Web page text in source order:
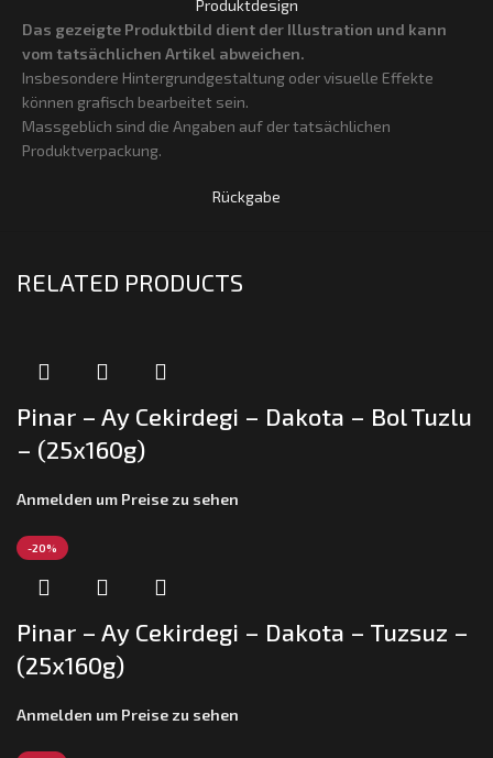
Produktdesign
Das gezeigte Produktbild dient der Illustration und kann
vom tatsächlichen Artikel abweichen.
Insbesondere Hintergrundgestaltung oder visuelle Effekte
können grafisch bearbeitet sein.
Massgeblich sind die Angaben auf der tatsächlichen
Produktverpackung.
Rückgabe
RELATED PRODUCTS
Pinar – Ay Cekirdegi – Dakota – Bol Tuzlu
– (25x160g)
Anmelden um Preise zu sehen
-20%
Pinar – Ay Cekirdegi – Dakota – Tuzsuz –
(25x160g)
Anmelden um Preise zu sehen